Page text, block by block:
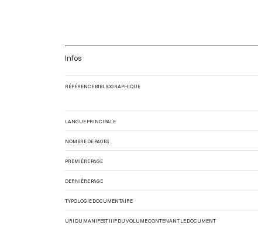
Infos
RÉFÉRENCE BIBLIOGRAPHIQUE
LANGUE PRINCIPALE
NOMBRE DE PAGES
PREMIÈRE PAGE
DERNIÈRE PAGE
TYPOLOGIE DOCUMENTAIRE
URI DU MANIFEST IIIF DU VOLUME CONTENANT LE DOCUMENT